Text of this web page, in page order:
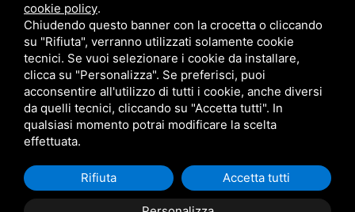
cookie policy.
Chiudendo questo banner con la crocetta o cliccando
su "Rifiuta", verranno utilizzati solamente cookie
tecnici. Se vuoi selezionare i cookie da installare,
clicca su "Personalizza". Se preferisci, puoi
acconsentire all'utilizzo di tutti i cookie, anche diversi
da quelli tecnici, cliccando su "Accetta tutti". In
qualsiasi momento potrai modificare la scelta
effettuata.
Rifiuta Accetta tutti